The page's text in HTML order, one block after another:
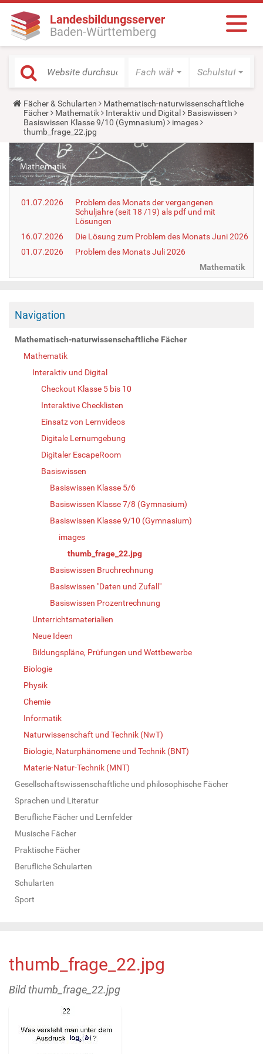
Landesbildungsserver
Baden-Württemberg
Fach wählen Schulstufe
Y
o
u
a
r
e
h
e
r
e
Fächer & Schularten
Mathematisch-naturwissenschaftliche
Fächer
Mathematik Interaktiv und Digital
Basiswissen
Basiswissen Klasse 9/10 (Gymnasium)
images
thumb_frage_22.jpg
01.07.2026
Problem des Monats der vergangenen
Schuljahre (seit 18 /19) als pdf und mit
Lösungen
16.07.2026
Die Lösung zum Problem des Monats Juni 2026
01.07.2026
Problem des Monats Juli 2026
Mathematik
Navigation
Mathematisch-naturwissenschaftliche Fächer
Mathematik
Interaktiv und Digital
Checkout Klasse 5 bis 10
Interaktive Checklisten
Einsatz von Lernvideos
Digitale Lernumgebung
Digitaler EscapeRoom
Basiswissen
Basiswissen Klasse 5/6
Basiswissen Klasse 7/8 (Gymnasium)
Basiswissen Klasse 9/10 (Gymnasium)
images
thumb_frage_22.jpg
Basiswissen Bruchrechnung
Basiswissen "Daten und Zufall"
Basiswissen Prozentrechnung
Unterrichtsmaterialien
Neue Ideen
Bildungspläne, Prüfungen und Wettbewerbe
Biologie
Physik
Chemie
Informatik
Naturwissenschaft und Technik (NwT)
Biologie, Naturphänomene und Technik (BNT)
Materie-Natur-Technik (MNT)
Gesellschaftswissenschaftliche und philosophische Fächer
Sprachen und Literatur
Berufliche Fächer und Lernfelder
Musische Fächer
Praktische Fächer
Berufliche Schularten
Schularten
Sport
thumb_frage_22.jpg
Bild thumb_frage_22.jpg